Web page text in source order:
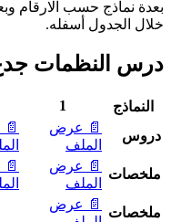
بعدة نماذج حسب الارقام
خلال الجدول أسفله.
درس النظمات
النماذج 1
دروس
📄 عرض
الملف
ملخصات
📄 عرض
الملف
ملخصات
📄 عرض